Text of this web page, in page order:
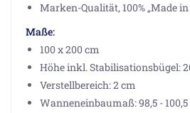
Marken-Qualität, 100% „Made
Maße:
100 x 200 cm
Höhe inkl. Stabilisationsbügel:
Verstellbereich: 2 cm
Wanneneinbaumaß: 98,5 -